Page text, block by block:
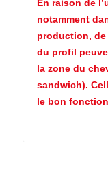
En raison de
notamment
production, de
du profil
la zone du
sandwich).
le bon